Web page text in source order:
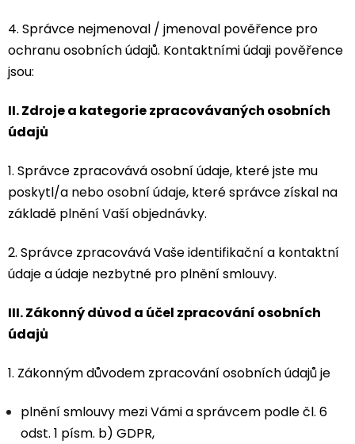
4. Správce nejmenoval / jmenoval pověřence pro
ochranu osobních údajů. Kontaktními údaji pověřence
jsou:
II.Zdroje a kategorie zpracovávaných osobních
údajů
1. Správce zpracovává osobní údaje, které jste mu
poskytl/a nebo osobní údaje, které správce získal na
základě plnění Vaší objednávky.
2. Správce zpracovává Vaše identifikační a kontaktní
údaje a údaje nezbytné pro plnění smlouvy.
III.Zákonný důvod a účel zpracování osobních
údajů
1. Zákonným důvodem zpracování osobních údajů je
plnění smlouvy mezi Vámi a správcem podle čl. 6
odst. 1 písm. b) GDPR,